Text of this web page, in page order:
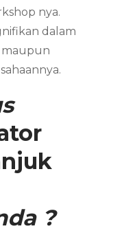
nya.
dalam
maupun
?